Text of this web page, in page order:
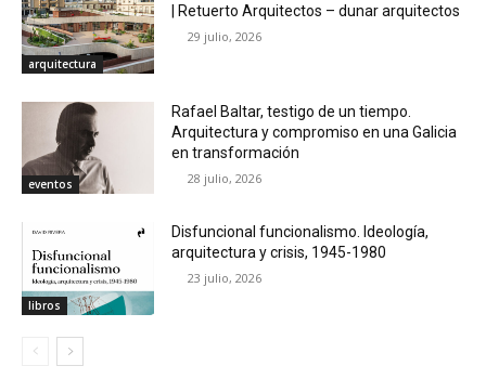
arquitectura
| Retuerto Arquitectos – dunar arquitectos
29 julio, 2026
eventos
Rafael Baltar, testigo de un tiempo.
Arquitectura y compromiso en una Galicia
en transformación
28 julio, 2026
libros
Disfuncional funcionalismo. Ideología,
arquitectura y crisis, 1945-1980
23 julio, 2026